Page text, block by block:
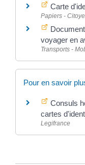
Carte
Papiers -
voyager en
Transports -
Pour en savoir
Consuls
cartes
Legifrance